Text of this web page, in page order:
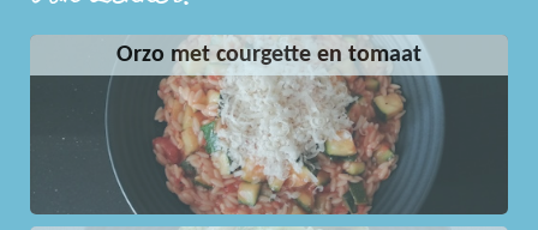
Orzo met courgette en tomaat